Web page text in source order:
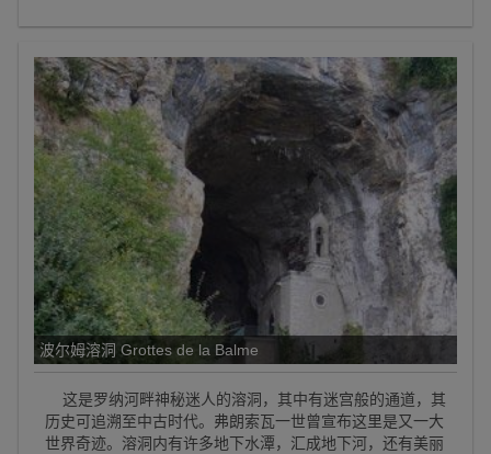
波尔姆溶洞 Grottes de la Balme
这是罗纳河畔神秘迷人的溶洞，其中有迷宫般的通道，其
历史可追溯至中古时代。弗朗索瓦一世曾宣布这里是又一大
世界奇迹。溶洞内有许多地下水潭，汇成地下河，还有美丽